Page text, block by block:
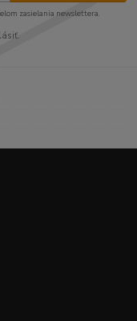
zasielania newslettera.